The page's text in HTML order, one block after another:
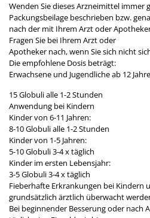
Wenden Sie dieses Arzneimittel immer
Packungsbeilage beschrieben bzw.
nach der mit Ihrem Arzt oder
Fragen Sie bei Ihrem Arzt oder
Apotheker nach, wenn Sie sich nicht
Die empfohlene Dosis beträgt:
Erwachsene und Jugendliche ab 12
15 Globuli alle 1-2 Stunden
Anwendung bei Kindern
Kinder von 6-11 Jahren:
8-10 Globuli alle 1-2 Stunden
Kinder von 1-5 Jahren:
5-10 Globuli 3-4 x täglich
Kinder im ersten Lebensjahr:
3-5 Globuli 3-4 x täglich
Fieberhafte Erkrankungen bei Kindern
grundsätzlich ärztlich überwacht
Bei beginnender Besserung oder nach